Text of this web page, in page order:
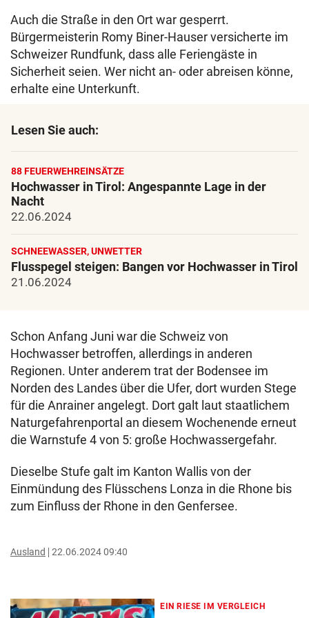
Auch die Straße in den Ort war gesperrt.
Bürgermeisterin Romy Biner-Hauser versicherte im
Schweizer Rundfunk, dass alle Feriengäste in
Sicherheit seien. Wer nicht an- oder abreisen könne,
erhalte eine Unterkunft.
Lesen Sie auch:
88 FEUERWEHREINSÄTZE
Hochwasser in Tirol: Angespannte Lage in der
Nacht
22.06.2024
SCHNEEWASSER, UNWETTER
Flusspegel steigen: Bangen vor Hochwasser in Tirol
21.06.2024
Schon Anfang Juni war die Schweiz von
Hochwasser betroffen, allerdings in anderen
Regionen. Unter anderem trat der Bodensee im
Norden des Landes über die Ufer, dort wurden Stege
für die Anrainer angelegt. Dort galt laut staatlichem
Naturgefahrenportal an diesem Wochenende erneut
die Warnstufe 4 von 5: große Hochwassergefahr.
Dieselbe Stufe galt im Kanton Wallis von der
Einmündung des Flüsschens Lonza in die Rhone bis
zum Einfluss der Rhone in den Genfersee.
Ausland 22.06.2024 09:40
EIN RIESE IM VERGLEICH